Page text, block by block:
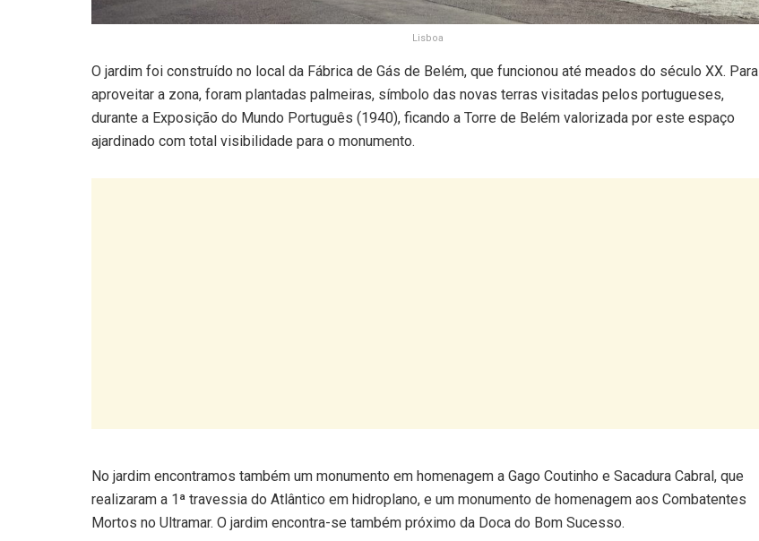
Lisboa
O jardim foi construído no local da Fábrica de Gás de Belém, que funcionou até meados do século XX. Para
aproveitar a zona, foram plantadas palmeiras, símbolo das novas terras visitadas pelos portugueses,
durante a Exposição do Mundo Português (1940), ficando a Torre de Belém valorizada por este espaço
ajardinado com total visibilidade para o monumento.
Mortos no Ultramar. O jardim encontra-se também próximo da Doca do Bom Sucesso.